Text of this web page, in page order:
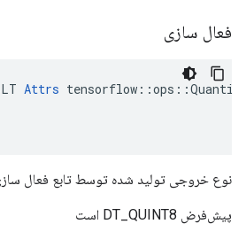
فعال سازی
Attrs
نوع خروجی تولید شده توسط تابع فعال
پیش‌فرض DT_QUINT8 است